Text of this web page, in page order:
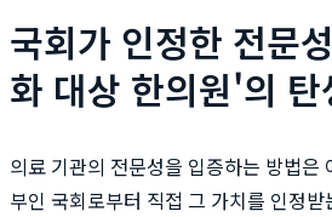
국회가 인정한 전문
화 대상 한의원'의 탄
의료 기관의 전문성을 입증하는 방법은
부인 국회로부터 직접 그 가치를 인정